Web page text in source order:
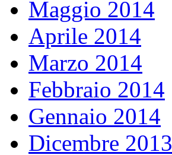
Maggio 2014
Aprile 2014
Marzo 2014
Febbraio 2014
Gennaio 2014
Dicembre 2013